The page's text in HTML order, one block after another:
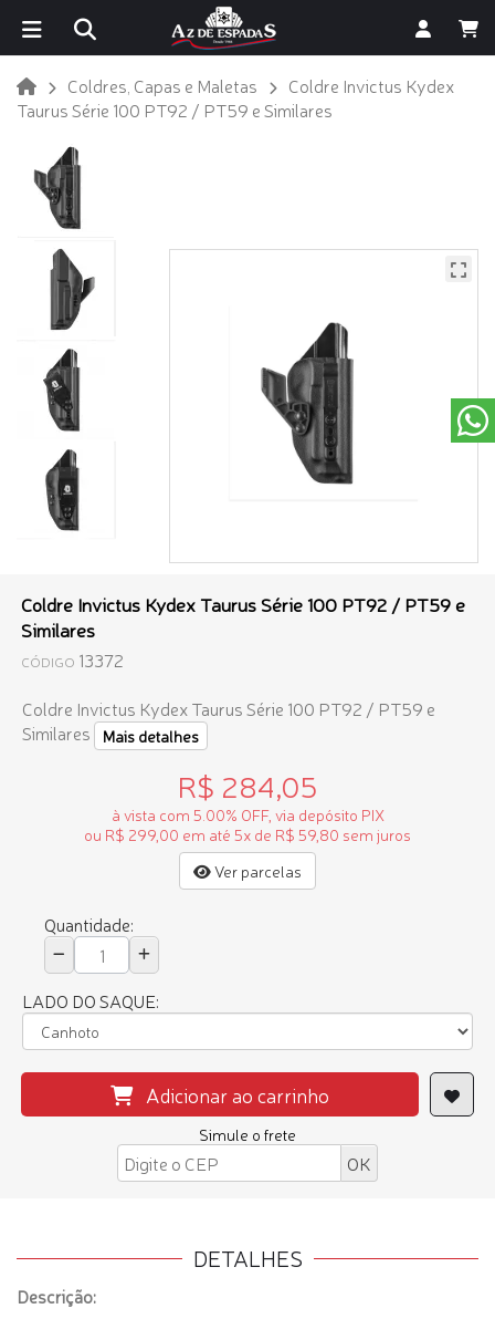
Coldres, Capas e Maletas
Coldre Invictus Kydex
Taurus Série 100 PT92 / PT59 e Similares
Coldre Invictus Kydex Taurus Série 100 PT92 / PT59 e
Similares
CÓDIGO 13372
Coldre Invictus Kydex Taurus Série 100 PT92 / PT59 e
Similares
Mais detalhes
R$ 284,05
à vista com 5.00% OFF, via depósito PIX
ou R$ 299,00 em até 5x de R$ 59,80 sem juros
Ver parcelas
Quantidade:
LADO DO SAQUE:
Adicionar ao carrinho
Simule o frete
DETALHES
Descrição: